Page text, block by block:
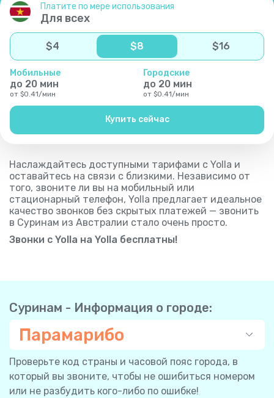
Платите по мере использования
Для всех
$4 $8 $16
Мобильные
до 20 мин
от $0.41/мин
Городские
до 20 мин
от $0.41/мин
Купить сейчас
Наслаждайтесь доступными тарифами с Yolla и
оставайтесь на связи с близкими. Независимо от
того, звоните ли вы на мобильный или
стационарный телефон, Yolla предлагает идеальное
качество звонков без скрытых платежей — звонить
в Суринам из Австралии стало очень просто.
Звонки с Yolla на Yolla бесплатны!
Суринам - Информация о городе:
Парамарибо
Проверьте код страны и часовой пояс города, в
который вы звоните, чтобы не ошибиться номером
или не разбудить кого-либо по ошибке!